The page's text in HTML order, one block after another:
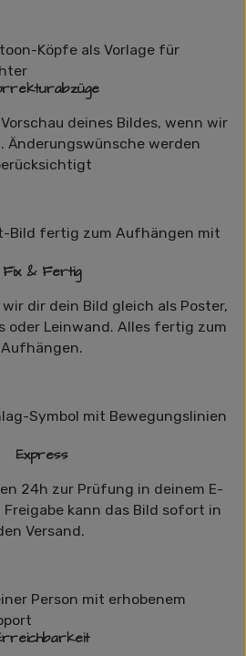
deines Bildes, wenn wir
werden
Fix & Fertig
dir dein Bild gleich als Poster,
oder Leinwand. Alles fertig zum
Aufhängen.
Express
24h zur Prüfung in deinem E-
kann das Bild sofort in
Versand.